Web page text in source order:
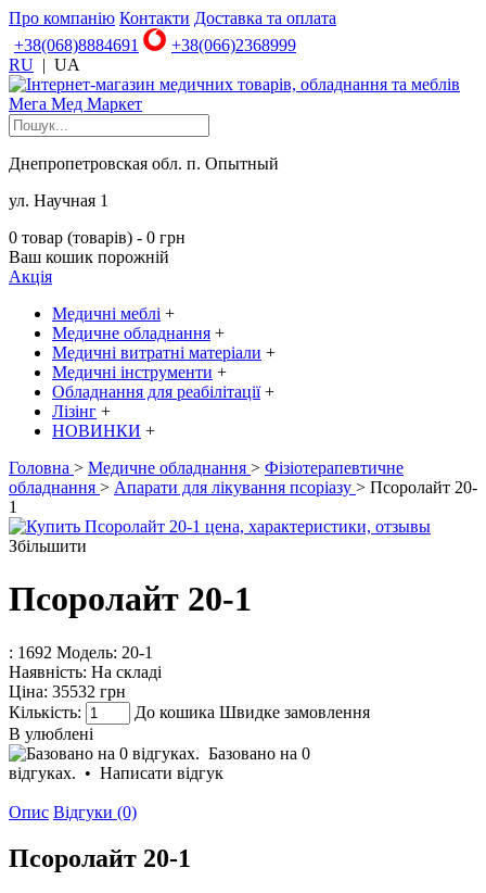
Про компанію Контакти Доставка та оплата
+38(068)8884691
+38(066)2368999
RU | UA
Днепропетровская обл. п. Опытный
ул. Научная 1
0 товар (товарів) - 0 грн
Ваш кошик порожній
Акція
Медичні меблі +
Медичне обладнання +
Медичні витратні матеріали +
Медичні інструменти +
Обладнання для реабілітації +
Лізінг +
НОВИНКИ +
Головна > Медичне обладнання > Фізіотерапевтичне
обладнання > Апарати для лікування псоріазу > Псоролайт 20-
1
Збільшити
Псоролайт 20-1
: 1692 Модель: 20-1
Наявність: На складі
Ціна: 35532 грн
Кількість:
До кошика Швидке замовлення
В улюблені
Базовано на 0
відгуках. • Написати відгук
Опис Відгуки (0)
Псоролайт 20-1